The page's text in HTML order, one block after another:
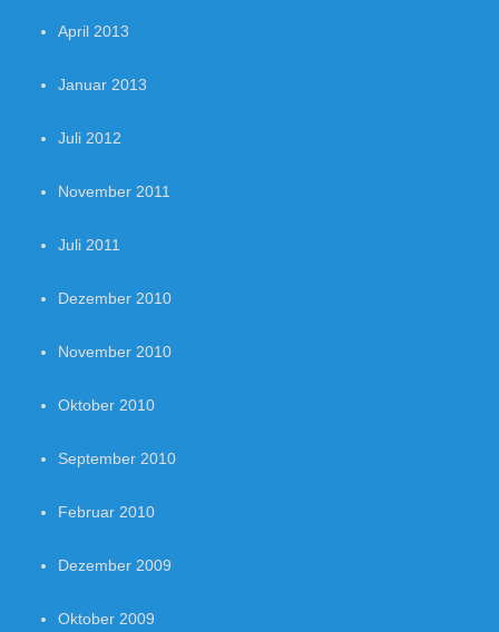
April 2013
Januar 2013
Juli 2012
November 2011
Juli 2011
Dezember 2010
November 2010
Oktober 2010
September 2010
Februar 2010
Dezember 2009
Oktober 2009